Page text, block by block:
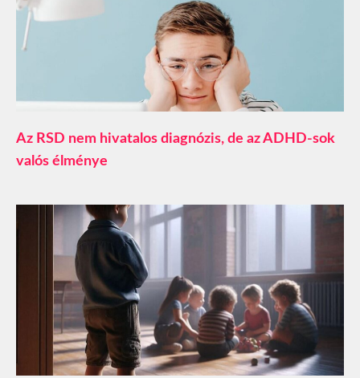
Az RSD nem hivatalos diagnózis, de az ADHD-sok
valós élménye